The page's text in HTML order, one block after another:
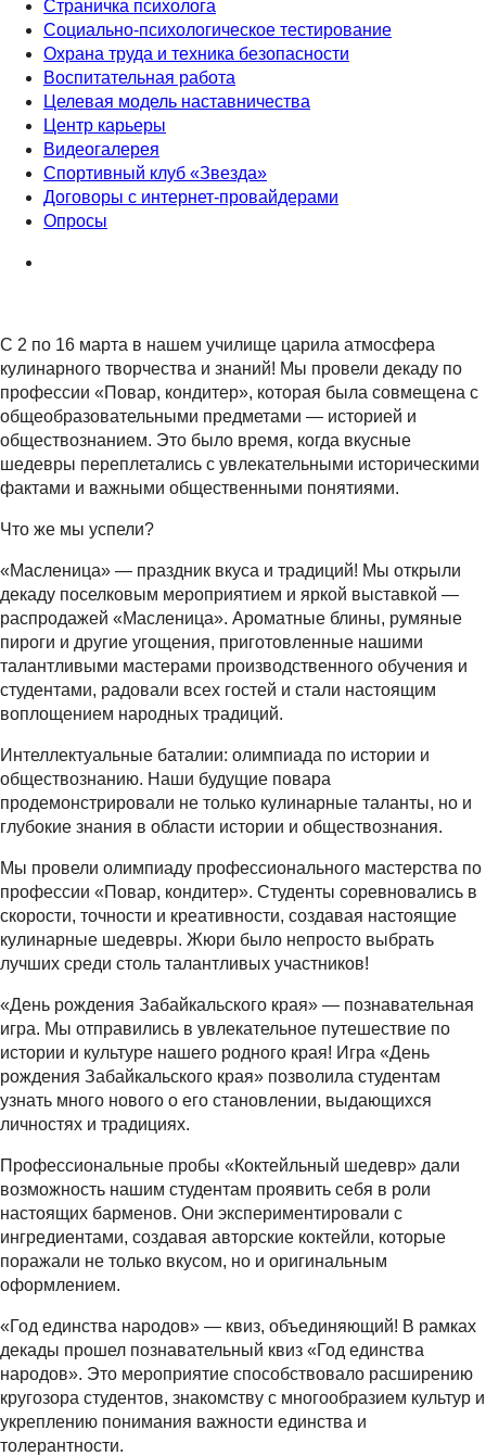
Страничка психолога
Социально-психологическое тестирование
Охрана труда и техника безопасности
Воспитательная работа
Целевая модель наставничества
Центр карьеры
Видеогалерея
Спортивный клуб «Звезда»
Договоры с интернет-провайдерами
Опросы
С 2 по 16 марта в нашем училище царила атмосфера
кулинарного творчества и знаний! Мы провели декаду по
профессии «Повар, кондитер», которая была совмещена с
общеобразовательными предметами — историей и
обществознанием. Это было время, когда вкусные
шедевры переплетались с увлекательными историческими
фактами и важными общественными понятиями.
Что же мы успели?
«Масленица» — праздник вкуса и традиций! Мы открыли
декаду поселковым мероприятием и яркой выставкой —
распродажей «Масленица». Ароматные блины, румяные
пироги и другие угощения, приготовленные нашими
талантливыми мастерами производственного обучения и
студентами, радовали всех гостей и стали настоящим
воплощением народных традиций.
Интеллектуальные баталии: олимпиада по истории и
обществознанию. Наши будущие повара
продемонстрировали не только кулинарные таланты, но и
глубокие знания в области истории и обществознания.
Мы провели олимпиаду профессионального мастерства по
профессии «Повар, кондитер». Студенты соревновались в
скорости, точности и креативности, создавая настоящие
кулинарные шедевры. Жюри было непросто выбрать
лучших среди столь талантливых участников!
«День рождения Забайкальского края» — познавательная
игра. Мы отправились в увлекательное путешествие по
истории и культуре нашего родного края! Игра «День
рождения Забайкальского края» позволила студентам
узнать много нового о его становлении, выдающихся
личностях и традициях.
Профессиональные пробы «Коктейльный шедевр» дали
возможность нашим студентам проявить себя в роли
настоящих барменов. Они экспериментировали с
ингредиентами, создавая авторские коктейли, которые
поражали не только вкусом, но и оригинальным
оформлением.
«Год единства народов» — квиз, объединяющий! В рамках
декады прошел познавательный квиз «Год единства
народов». Это мероприятие способствовало расширению
кругозора студентов, знакомству с многообразием культур и
укреплению понимания важности единства и
толерантности.